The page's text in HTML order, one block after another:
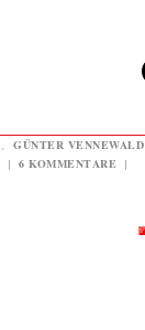
GÜNTER VENNEWALD
| 6 KOMMENTARE |